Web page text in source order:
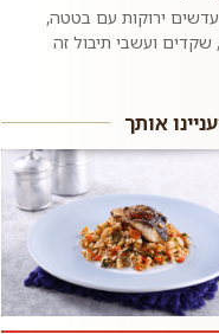
ירוקות עם בטטה,
שקדים ועשבי תיבול זה
וסופר פשוט וזריז להכנה
אותך